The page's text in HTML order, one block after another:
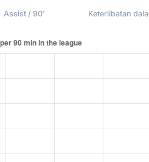
Assist / 90' Keterlibatan